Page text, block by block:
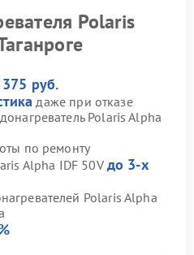
Polaris
375 руб.
даже при отказе
Polaris Alpha
по ремонту
Alpha IDF 50V до 3-х
Polaris Alpha